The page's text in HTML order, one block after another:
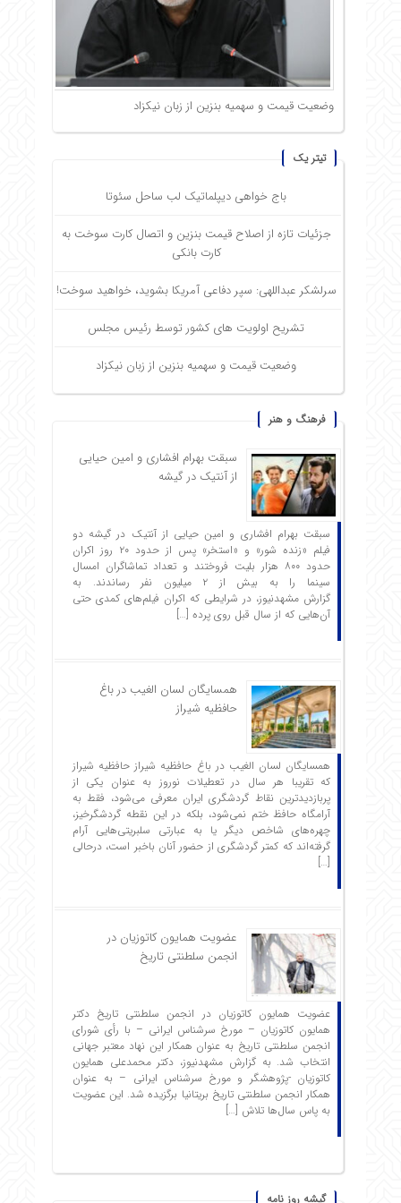
وضعیت قیمت و سهمیه بنزین از زبان نیکزاد
تیتر یک
باج خواهی دیپلماتیک لب ساحل سئوتا
جزئیات تازه از اصلاح قیمت بنزین و اتصال کارت سوخت به
کارت بانکی
سرلشکر عبداللهی: سپر دفاعی آمریکا بشوید، خواهید سوخت!
تشریح اولویت های کشور توسط رئیس مجلس
وضعیت قیمت و سهمیه بنزین از زبان نیکزاد
فرهنگ و هنر
سبقت بهرام افشاری و امین حیایی
از آنتیک در گیشه
سبقت بهرام افشاری و امین حیایی از آنتیک در گیشه دو
فیلم «زنده شور» و «استخر» پس از حدود ۲۰ روز اکران
حدود ۸۰۰ هزار بلیت فروختند و تعداد تماشاگران امسال
سینما را به بیش از ۲ میلیون نفر رساندند. به
گزارش مشهدنیوز، در شرایطی که اکران فیلم‌های کمدی حتی
آن‌هایی که از سال قبل روی پرده […]
همسایگان لسان الغیب در باغ
حافظیه شیراز
همسایگان لسان الغیب در باغ حافظیه شیراز حافظیه‌ شیراز
که تقریبا هر سال در تعطیلات نوروز به عنوان یکی از
پربازدیدترین نقاط گردشگری ایران معرفی می‌شود، فقط به
آرامگاه حافظ ختم نمی‌شود، بلکه در این نقطه گردشگرخیز،
چهره‌های شاخص دیگر یا به عبارتی سلبریتی‌هایی آرام
گرفته‌اند که کمتر گردشگری از حضور آنان باخبر است، درحالی
[…]
عضویت همایون کاتوزیان در
انجمن سلطنتی تاریخ
عضویت همایون کاتوزیان در انجمن سلطنتی تاریخ دکتر
همایون کاتوزیان – مورخ سرشناس ایرانی – با رأی شورای
انجمن سلطنتی تاریخ به عنوان همکار این نهاد معتبر جهانی
انتخاب شد. به گزارش مشهدنیوز، دکتر محمدعلی همایون
کاتوزیان -پژوهشگر و مورخ سرشناس ایرانی – به عنوان
همکار انجمن سلطنتی تاریخ بریتانیا برگزیده شد. این عضویت
به پاس سال‌ها تلاش […]
گیشه روز نامه